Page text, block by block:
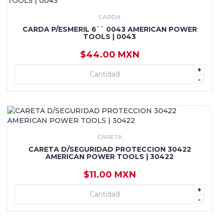
CARDA
CARDA P/ESMERIL 6`` 0043 AMERICAN POWER
TOOLS | 0043
$44.00 MXN
+
-
+ AGREGAR
CARETA
CARETA D/SEGURIDAD PROTECCION 30422
AMERICAN POWER TOOLS | 30422
$11.00 MXN
+
-
+ AGREGAR